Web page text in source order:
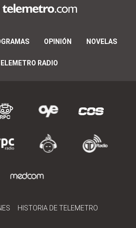
OPINIÓN NOVELAS
RADIO
HISTORIA DE TELEMETRO